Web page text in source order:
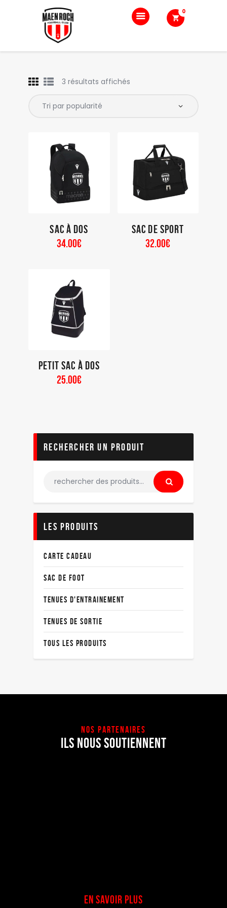
0
Accueil
Le club
Blog
Contact
3 résultats affichés
Sac à dos
34.00€
Sac de sport
32 .00€
Petit sac à dos
25.00€
RECHERCHER UN PRODUIT
LES PRODUITS
CARTE CADEAU
SAC DE FOOT
TENUES D'ENTRAINEMENT
TENUES DE SORTIE
TOUS LES PRODUITS
NOS PARTENAIRES
ILS NOUS SOUTIENNENT
EN SAVOIR PLUS